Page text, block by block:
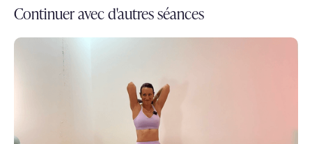
Continuer avec d'autres séances